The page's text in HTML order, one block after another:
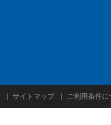
サイトマップ ご利用条件に